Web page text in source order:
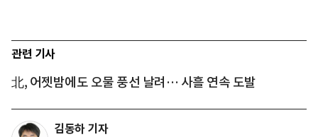
관련 기사
北, 어젯밤에도 오물 풍선 날려… 사흘 연속 도발
김동하 기자